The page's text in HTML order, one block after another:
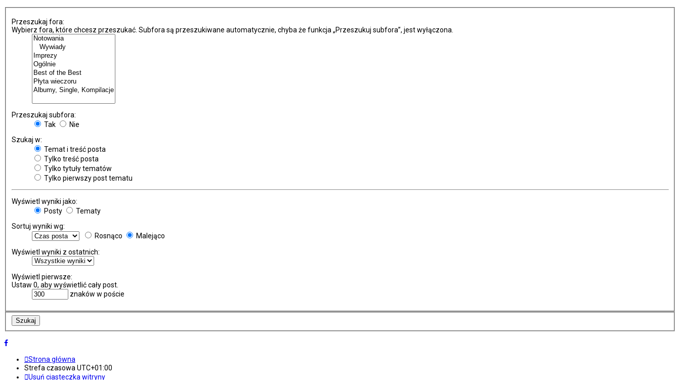
Przeszukaj fora:
Wybierz fora, które chcesz przeszukać. Subfora są przeszukiwane automatycznie, chyba że funkcja „Przeszukuj subfora”, jest wyłączona.
Przeszukaj subfora:
Tak
Nie
Szukaj w:
Temat i treść posta
Tylko treść posta
Tylko tytuły tematów
Tylko pierwszy post tematu
Wyświetl wyniki jako:
Posty
Tematy
Sortuj wyniki wg:
Rosnąco
Malejąco
Wyświetl wyniki z ostatnich:
Wyświetl pierwsze:
Ustaw 0, aby wyświetlić cały post.
znaków w poście
Strona główna
Strefa czasowa UTC+01:00
Usuń ciasteczka witryny